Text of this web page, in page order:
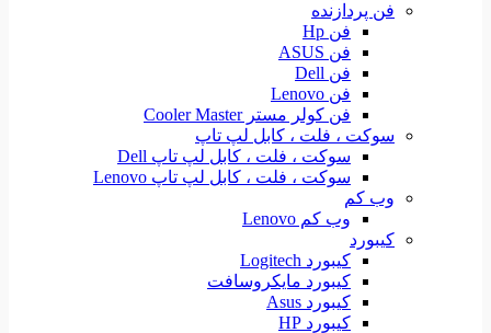
فن پردازنده
فن Hp
فن ASUS
فن Dell
فن Lenovo
فن کولر مستر Cooler Master
سوکت ، فلت ، کابل لپ تاپ
سوکت ، فلت ، کابل لپ تاپ Dell
سوکت ، فلت ، کابل لپ تاپ Lenovo
وب کم
وب کم Lenovo
کیبورد
کیبورد Logitech
کیبورد مایکروسافت
کیبورد Asus
کیبورد HP